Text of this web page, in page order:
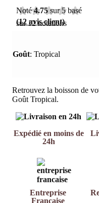
Noté4.75 sur 5 basé
sur12notations
(12avis client)
Retrouvez la boisson de
Goût Tropical.
Goût: Tropical
Expédié en moins de
24h
Entreprise
Française